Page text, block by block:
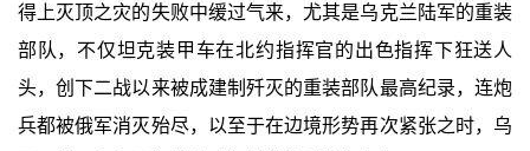
得上灭顶之灾的失败中缓过气来，尤其是乌克兰陆军的重装
部队，不仅坦克装甲车在北约指挥官的出色指挥下狂送人
头，创下二战以来被成建制歼灭的重装部队最高纪录，连炮
兵都被俄军消灭殆尽，以至于在边境形势再次紧张之时，乌